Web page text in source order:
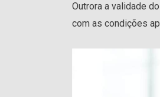
Outrora a validade
com as condições